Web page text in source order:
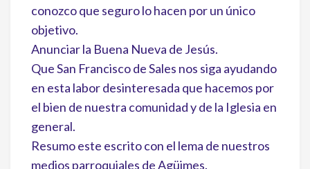
conozco que seguro lo hacen por un único
objetivo.
Anunciar la Buena Nueva de Jesús.
Que San Francisco de Sales nos siga ayudando
en esta labor desinteresada que hacemos por
el bien de nuestra comunidad y de la Iglesia en
general.
Resumo este escrito con el lema de nuestros
medios parroquiales de Agüimes.